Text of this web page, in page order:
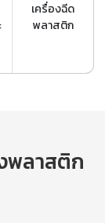
เครื่องฉีด
พลาสติก
พลาสติก